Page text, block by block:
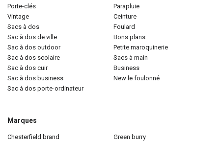
porte-clés
vintage
sacs à dos
sac à dos de ville
sac à dos outdoor
sac à dos scolaire
sac à dos cuir
sac à dos business
sac à dos porte-ordinateur
parapluie
ceinture
foulard
bons plans
petite maroquinerie
sacs à main
business
new le foulonné
Marques
chesterfield brand
green burry